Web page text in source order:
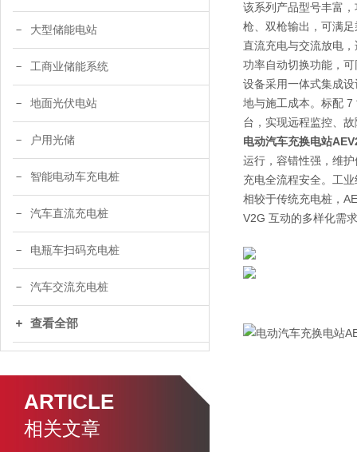
大型储能电站
工商业储能系统
地面光伏电站
户用光储
智能电动车充电桩
汽车直流充电桩
电瓶车扫码充电桩
汽车交流充电桩
查看全部
ARTICLE
相关文章
该系列产品型号丰富
枪、双枪输出，可满
直流充电与交流放电
功率自动切换功能，
设备采用一体式集成
地与施工成本。标配
台，实现远程监控、
电动汽车充换电站
运行，容错性强，维
充电全流程安全。工
相较于传统充电桩，
V2G 互动的多样化需